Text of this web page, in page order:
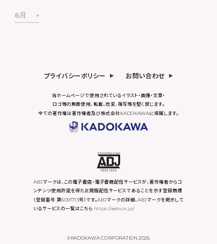
6月
プライバシーポリシー お問い合わせ
当ホームページで使用されているイラスト・画像・文章・
ロゴ等の無断使用、転載、改変、複写等を堅く禁じます。
全ての著作権は著作権者及び株式会社KADOKAWAに帰属します。
ABJマークは、この電子書店・電子書籍配信サービスが、著作権者からコ
ンテンツ使用許諾を得た正規版配信サービスであることを示す登録商標
（登録番号 第6091713号）です。ABJマークの詳細、ABJマークを掲示して
いるサービスの一覧はこちら https://aebs.or.jp/
©KADOKAWA CORPORATION 2026